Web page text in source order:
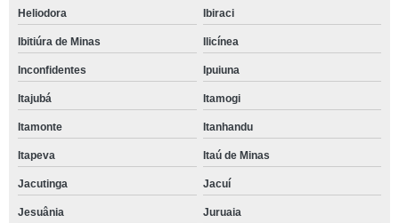
Heliodora Ibiraci
Ibitiúra de Minas Ilicínea
Inconfidentes Ipuiuna
Itajubá Itamogi
Itamonte Itanhandu
Itapeva Itaú de Minas
Jacutinga Jacuí
Jesuânia Juruaia